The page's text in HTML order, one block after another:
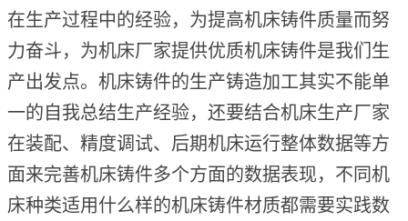
在生产过程中的经验，为提高机床铸件质量而努
力奋斗，为机床厂家提供优质机床铸件是我们生
产出发点。机床铸件的生产铸造加工其实不能单
一的自我总结生产经验，还要结合机床生产厂家
在装配、精度调试、后期机床运行整体数据等方
面来完善机床铸件多个方面的数据表现，不同机
床种类适用什么样的机床铸件材质都需要实践数